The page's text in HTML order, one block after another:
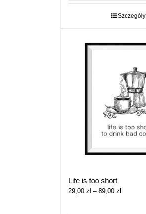
29,00 zł
do
Szczegóły
Life is too short
29,00 zł – 89,00 złZakres